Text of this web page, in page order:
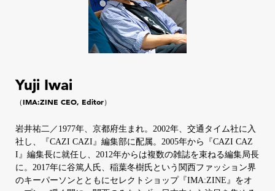
Yuji Iwai
（IMA:ZINE CEO, Editor）
岩井祐二／1977年、京都府生まれ。2002年、交通タイム社に入
社し、『CAZI CAZI』編集部に配属。2005年から『CAZI CAZ
I』編集長に就任し、2012年からは複数の雑誌を束ねる編集局長
に。2017年に谷篤人氏、稲葉冬樹氏という関西ファッション界
のキーパーソンとともにセレクトショップ『IMA:ZINE』をオ